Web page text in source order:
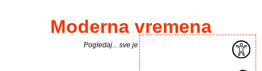
Moderna vremena
Pogledaj... sve je puno knjiga.